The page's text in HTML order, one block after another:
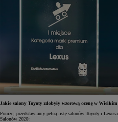
Jakie salony Toyoty zdobyły wzorową ocenę w Wielkim
Poniżej przedstawiamy pełną listę salonów Toyoty i
Salonów 2020: